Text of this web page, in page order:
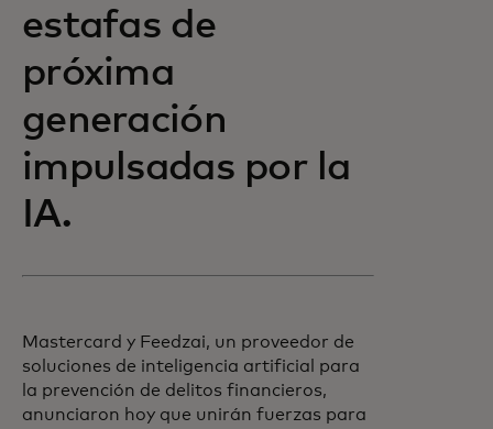
estafas de
próxima
generación
impulsadas por la
IA.
Mastercard y Feedzai, un proveedor de
soluciones de inteligencia artificial para
la prevención de delitos financieros,
anunciaron hoy que unirán fuerzas para